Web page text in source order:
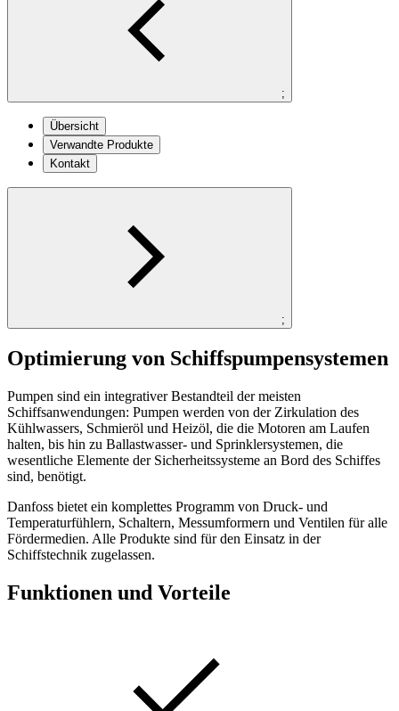
;
Übersicht
Verwandte Produkte
Kontakt
;
Optimierung von Schiffspumpensystemen
Pumpen sind ein integrativer Bestandteil der meisten
Schiffsanwendungen: Pumpen werden von der Zirkulation des
Kühlwassers, Schmieröl und Heizöl, die die Motoren am Laufen
halten, bis hin zu Ballastwasser- und Sprinklersystemen, die
wesentliche Elemente der Sicherheitssysteme an Bord des Schiffes
sind, benötigt.
Danfoss bietet ein komplettes Programm von Druck- und
Temperaturfühlern, Schaltern, Messumformern und Ventilen für alle
Fördermedien. Alle Produkte sind für den Einsatz in der
Schiffstechnik zugelassen.
Funktionen und Vorteile